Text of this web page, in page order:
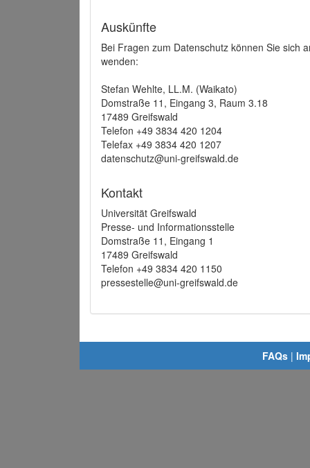
Auskünfte
Bei Fragen zum Datenschutz können Sie sich
wenden:
Stefan Wehlte, LL.M. (Waikato)
Domstraße 11, Eingang 3, Raum 3.18
17489 Greifswald
Telefon +49 3834 420 1204
Telefax +49 3834 420 1207
datenschutz@uni-greifswald.de
Kontakt
Universität Greifswald
Presse- und Informationsstelle
Domstraße 11, Eingang 1
17489 Greifswald
Telefon +49 3834 420 1150
pressestelle@uni-greifswald.de
FAQs |